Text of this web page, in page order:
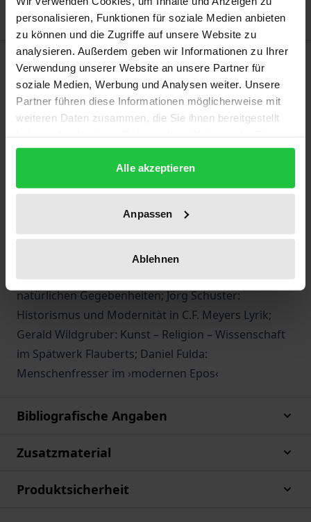
personalisieren, Funktionen für soziale Medien anbieten
zu können und die Zugriffe auf unsere Website zu
analysieren. Außerdem geben wir Informationen zu Ihrer
Verwendung unserer Website an unsere Partner für
soziale Medien, Werbung und Analysen weiter. Unsere
Partner führen diese Informationen möglicherweise mit
weiteren Daten zusammen, die Sie ihnen bereitgestellt
gesammelt haben.
Alle akzeptieren
Anpassen
Ablehnen
Beschreibung
Das Hofmannsthal-Jahrbuch zur europäischen
Moderne ist weltweit das wichtigste Organ der
europäischen Kultur der Moderne. Hugo von
Hofmannsthal – Yella, Felix, Mysa Oppenheimer:
Briefwechsel 1891-1905; Hofmannsthals »Andreas«
im Spiegel früher Kritik; Peter Matussek:
Gedächtnisraum in »Der Tor und der Tod«; Konrad
Heumann: Hofmannsthals Phänomenologie der
natürlichen Gegebenheiten; Jörg Schuster:
Historismus und Modernität in C.F. Meyers Lyrik;
Gerald Wildgruber: Kunst – Religion – Wissenschaft
im Spätwerk Flauberts; Daniel Fulda:
Menschenfresser im ›modernen Epos‹
Bibliografische Angaben
Zusatzmaterial
Produktsicherheit